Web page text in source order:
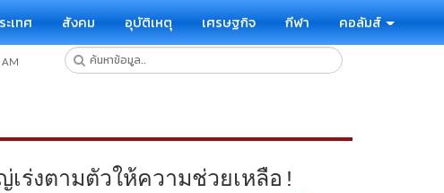
เทศ สังคม อุบัติเหตุ เศรษฐกิจ กีฬา คอลัมส์
ร่งตามตัวให้ความช่วยเหลือ!